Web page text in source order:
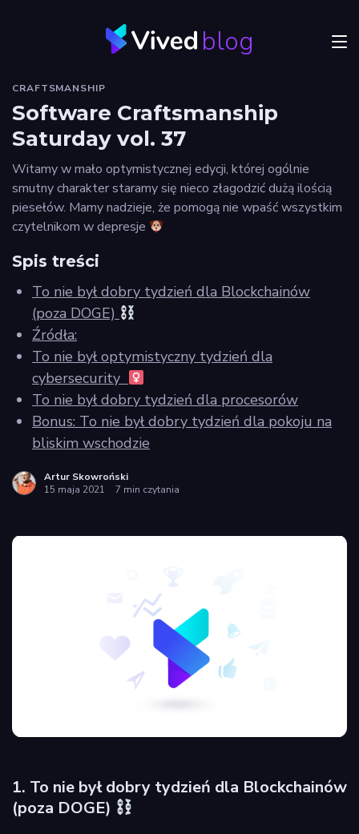
blog
JVM
Craftsmanship
Frontend
Autorzy
Vived
Privacy
policy
CRAFTSMANSHIP
Software Craftsmanship
Saturday vol. 37
Witamy w mało optymistycznej edycji, której ogólnie
smutny charakter staramy się nieco złagodzić dużą ilością
piesełów. Mamy nadzieje, że pomogą nie wpaść wszystkim
czytelnikom w depresje
Spis treści
To nie był dobry tydzień dla Blockchainów
(poza DOGE)
Źródła:
To nie był optymistyczny tydzień dla
cybersecurity ‍
To nie był dobry tydzień dla procesorów
Bonus: To nie był dobry tydzień dla pokoju na
bliskim wschodzie
Artur Skowroński
15 maja 2021
7 min czytania
1. To nie był dobry tydzień dla Blockchainów
(poza DOGE)